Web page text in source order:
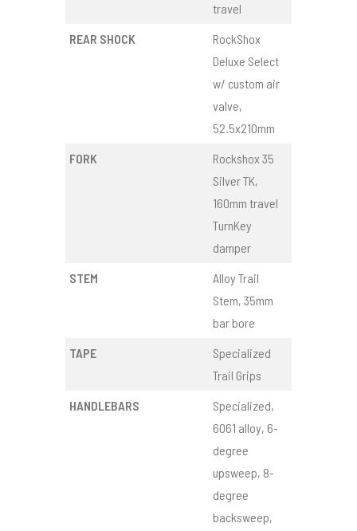
travel
REAR SHOCK
RockShox
Deluxe Select
w/ custom air
valve,
52.5x210mm
FORK
Rockshox 35
Silver TK,
160mm travel
TurnKey
damper
STEM
Alloy Trail
Stem, 35mm
bar bore
TAPE
Specialized
Trail Grips
HANDLEBARS
Specialized,
6061 alloy, 6-
degree
upsweep, 8-
degree
backsweep,